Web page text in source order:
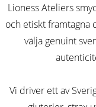
Lioness Ateliers
och etiskt framtagna
välja genuint
Vi driver ett av